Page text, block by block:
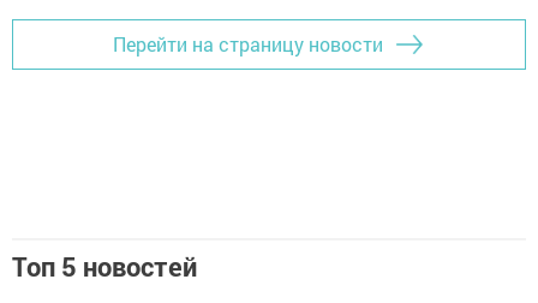
Перейти на страницу новости
Топ 5 новостей